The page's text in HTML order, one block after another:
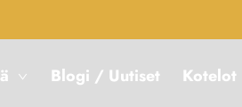
Blogi / Uutiset Kotelot